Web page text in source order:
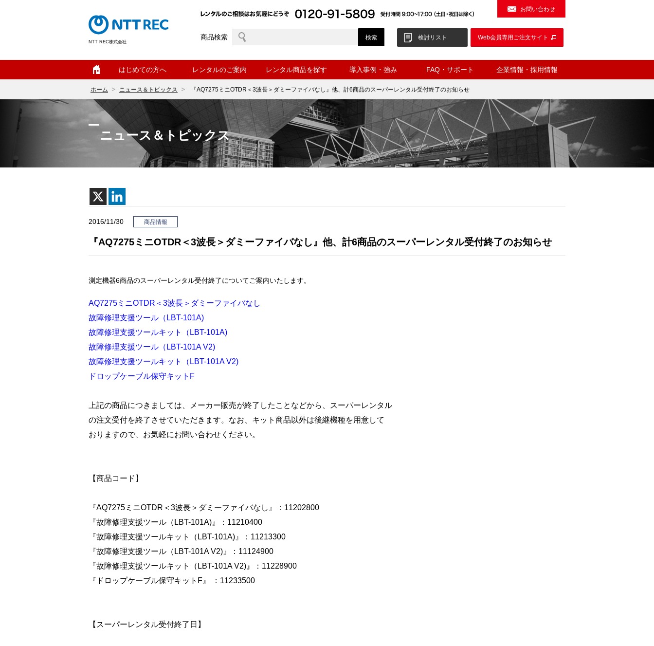
NTT REC株式会社
お問い合わせ
商品検索 検討リスト Web会員専用ご注文サイト
はじめての方へ レンタルのご案内 レンタル商品を探す 導入事例・強み FAQ・サポート 企業情報・採用情報
ホーム ニュース＆トピックス 『AQ7275ミニOTDR＜3波長＞ダミーファイバなし』他、計6商品のスーパーレンタル受付終了のお知らせ
ニュース＆トピックス
2016/11/30 商品情報
『AQ7275ミニOTDR＜3波長＞ダミーファイバなし』他、計6商品のスーパーレンタル受付終了のお知らせ
測定機器6商品のスーパーレンタル受付終了についてご案内いたします。
AQ7275ミニOTDR＜3波長＞ダミーファイバなし
故障修理支援ツール（LBT-101A)
故障修理支援ツールキット（LBT-101A)
故障修理支援ツール（LBT-101A V2)
故障修理支援ツールキット（LBT-101A V2)
ドロップケーブル保守キットF
上記の商品につきましては、メーカー販売が終了したことなどから、スーパーレンタル
の注文受付を終了させていただきます。なお、キット商品以外は後継機種を用意して
おりますので、お気軽にお問い合わせください。
【商品コード】
『AQ7275ミニOTDR＜3波長＞ダミーファイバなし』：11202800
『故障修理支援ツール（LBT-101A)』：11210400
『故障修理支援ツールキット（LBT-101A)』：11213300
『故障修理支援ツール（LBT-101A V2)』：11124900
『故障修理支援ツールキット（LBT-101A V2)』：11228900
『ドロップケーブル保守キットF』 ：11233500
【スーパーレンタル受付終了日】